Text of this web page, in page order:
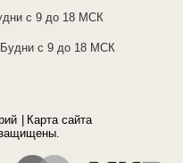
с 9 до 18 МСК
Будни с 9 до 18 МСК
Карта сайта